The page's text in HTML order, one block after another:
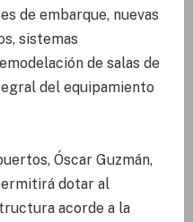
de embarque, nuevas
sistemas
de salas de
del equipamiento
Óscar Guzmán,
dotar al
acorde a la